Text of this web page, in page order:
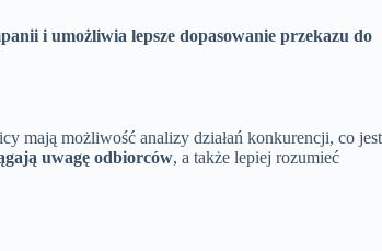
i umożliwia lepsze dopasowanie przekazu do
mają możliwość analizy działań konkurencji, co jest
uwagę odbiorców, a także lepiej rozumieć